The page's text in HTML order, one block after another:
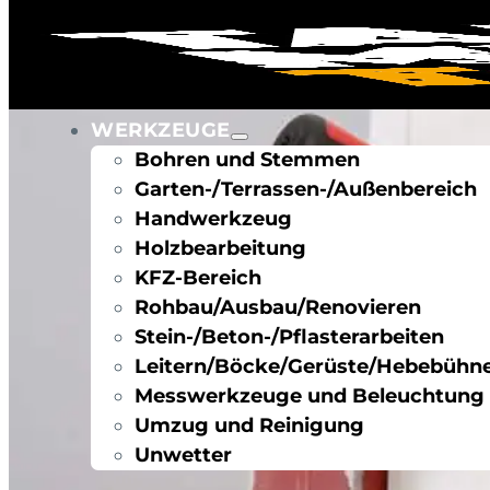
WERKZEUGE
Bohren und Stemmen
Garten-/Terrassen-/Außenbereich
Handwerkzeug
Holzbearbeitung
KFZ-Bereich
Rohbau/Ausbau/Renovieren
Stein-/Beton-/Pflasterarbeiten
Leitern/Böcke/Gerüste/
Messwerkzeuge und Beleuchtung
Umzug und Reinigung
Unwetter